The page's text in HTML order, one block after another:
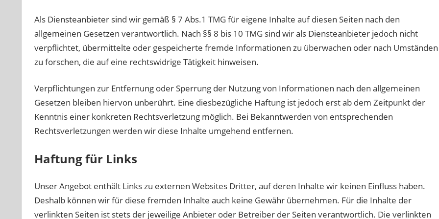
Als Diensteanbieter sind wir gemäß § 7 Abs.1 TMG für eigene Inhalte auf diesen Seiten nach den
allgemeinen Gesetzen verantwortlich. Nach §§ 8 bis 10 TMG sind wir als Diensteanbieter jedoch nicht
verpflichtet, übermittelte oder gespeicherte fremde Informationen zu überwachen oder nach Umständen
zu forschen, die auf eine rechtswidrige Tätigkeit hinweisen.
Verpflichtungen zur Entfernung oder Sperrung der Nutzung von Informationen nach den allgemeinen
Gesetzen bleiben hiervon unberührt. Eine diesbezügliche Haftung ist jedoch erst ab dem Zeitpunkt der
Kenntnis einer konkreten Rechtsverletzung möglich. Bei Bekanntwerden von entsprechenden
Rechtsverletzungen werden wir diese Inhalte umgehend entfernen.
Haftung für Links
Unser Angebot enthält Links zu externen Websites Dritter, auf deren Inhalte wir keinen Einfluss haben.
Deshalb können wir für diese fremden Inhalte auch keine Gewähr übernehmen. Für die Inhalte der
verlinkten Seiten ist stets der jeweilige Anbieter oder Betreiber der Seiten verantwortlich. Die verlinkten